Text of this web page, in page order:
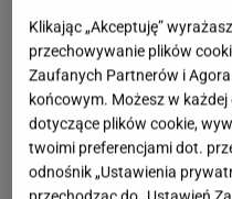
Klikając „Akceptuję”
przechowywanie plików
Zaufanych Partnerów i
końcowym. Możesz w
dotyczące plików cookie,
twoimi preferencjami dot.
odnośnik „Ustawienia